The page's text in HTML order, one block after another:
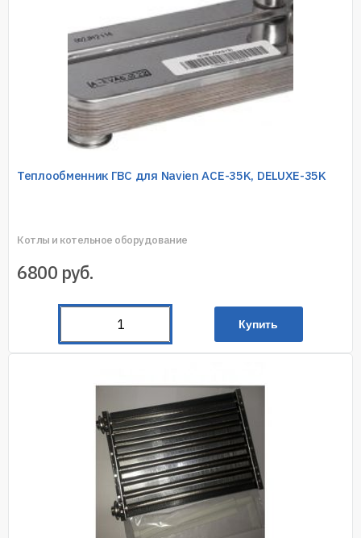
Теплообменник ГВС для Navien ACE-35K, DELUXE-35K
Котлы и котельное оборудование
6800 руб.
Купить